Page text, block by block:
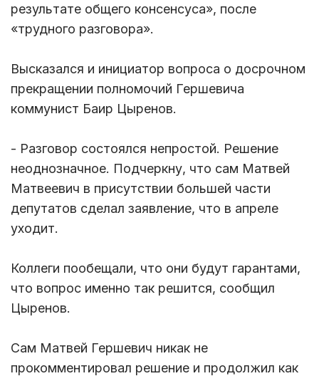
результате общего консенсуса», после
«трудного разговора».
Высказался и инициатор вопроса о досрочном
прекращении полномочий Гершевича
коммунист Баир Цыренов.
- Разговор состоялся непростой. Решение
неоднозначное. Подчеркну, что сам Матвей
Матвеевич в присутствии большей части
депутатов сделал заявление, что в апреле
уходит.
Коллеги пообещали, что они будут гарантами,
что вопрос именно так решится, сообщил
Цыренов.
Сам Матвей Гершевич никак не
прокомментировал решение и продолжил как